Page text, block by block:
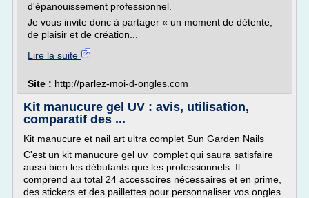
d'épanouissement professionnel.
Je vous invite donc à partager « un moment de détente,
de plaisir et de création...
Lire la suite
Site : http://parlez-moi-d-ongles.com
Kit manucure gel UV : avis, utilisation,
comparatif des ...
Kit manucure et nail art ultra complet Sun Garden Nails
C'est un kit manucure gel uv complet qui saura satisfaire
aussi bien les débutants que les professionnels. Il
comprend au total 24 accessoires nécessaires et en prime,
des stickers et des paillettes pour personnaliser vos ongles.